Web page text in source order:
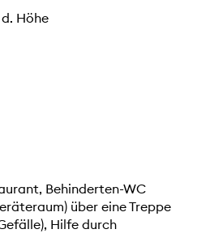
Höhe
Behinderten-WC
über eine Treppe
Hilfe durch